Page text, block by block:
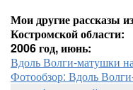
Мои другие рассказы
Костромской области:
2006 год, июнь:
Вдоль Волги-матушки
Фотообзор: Вдоль